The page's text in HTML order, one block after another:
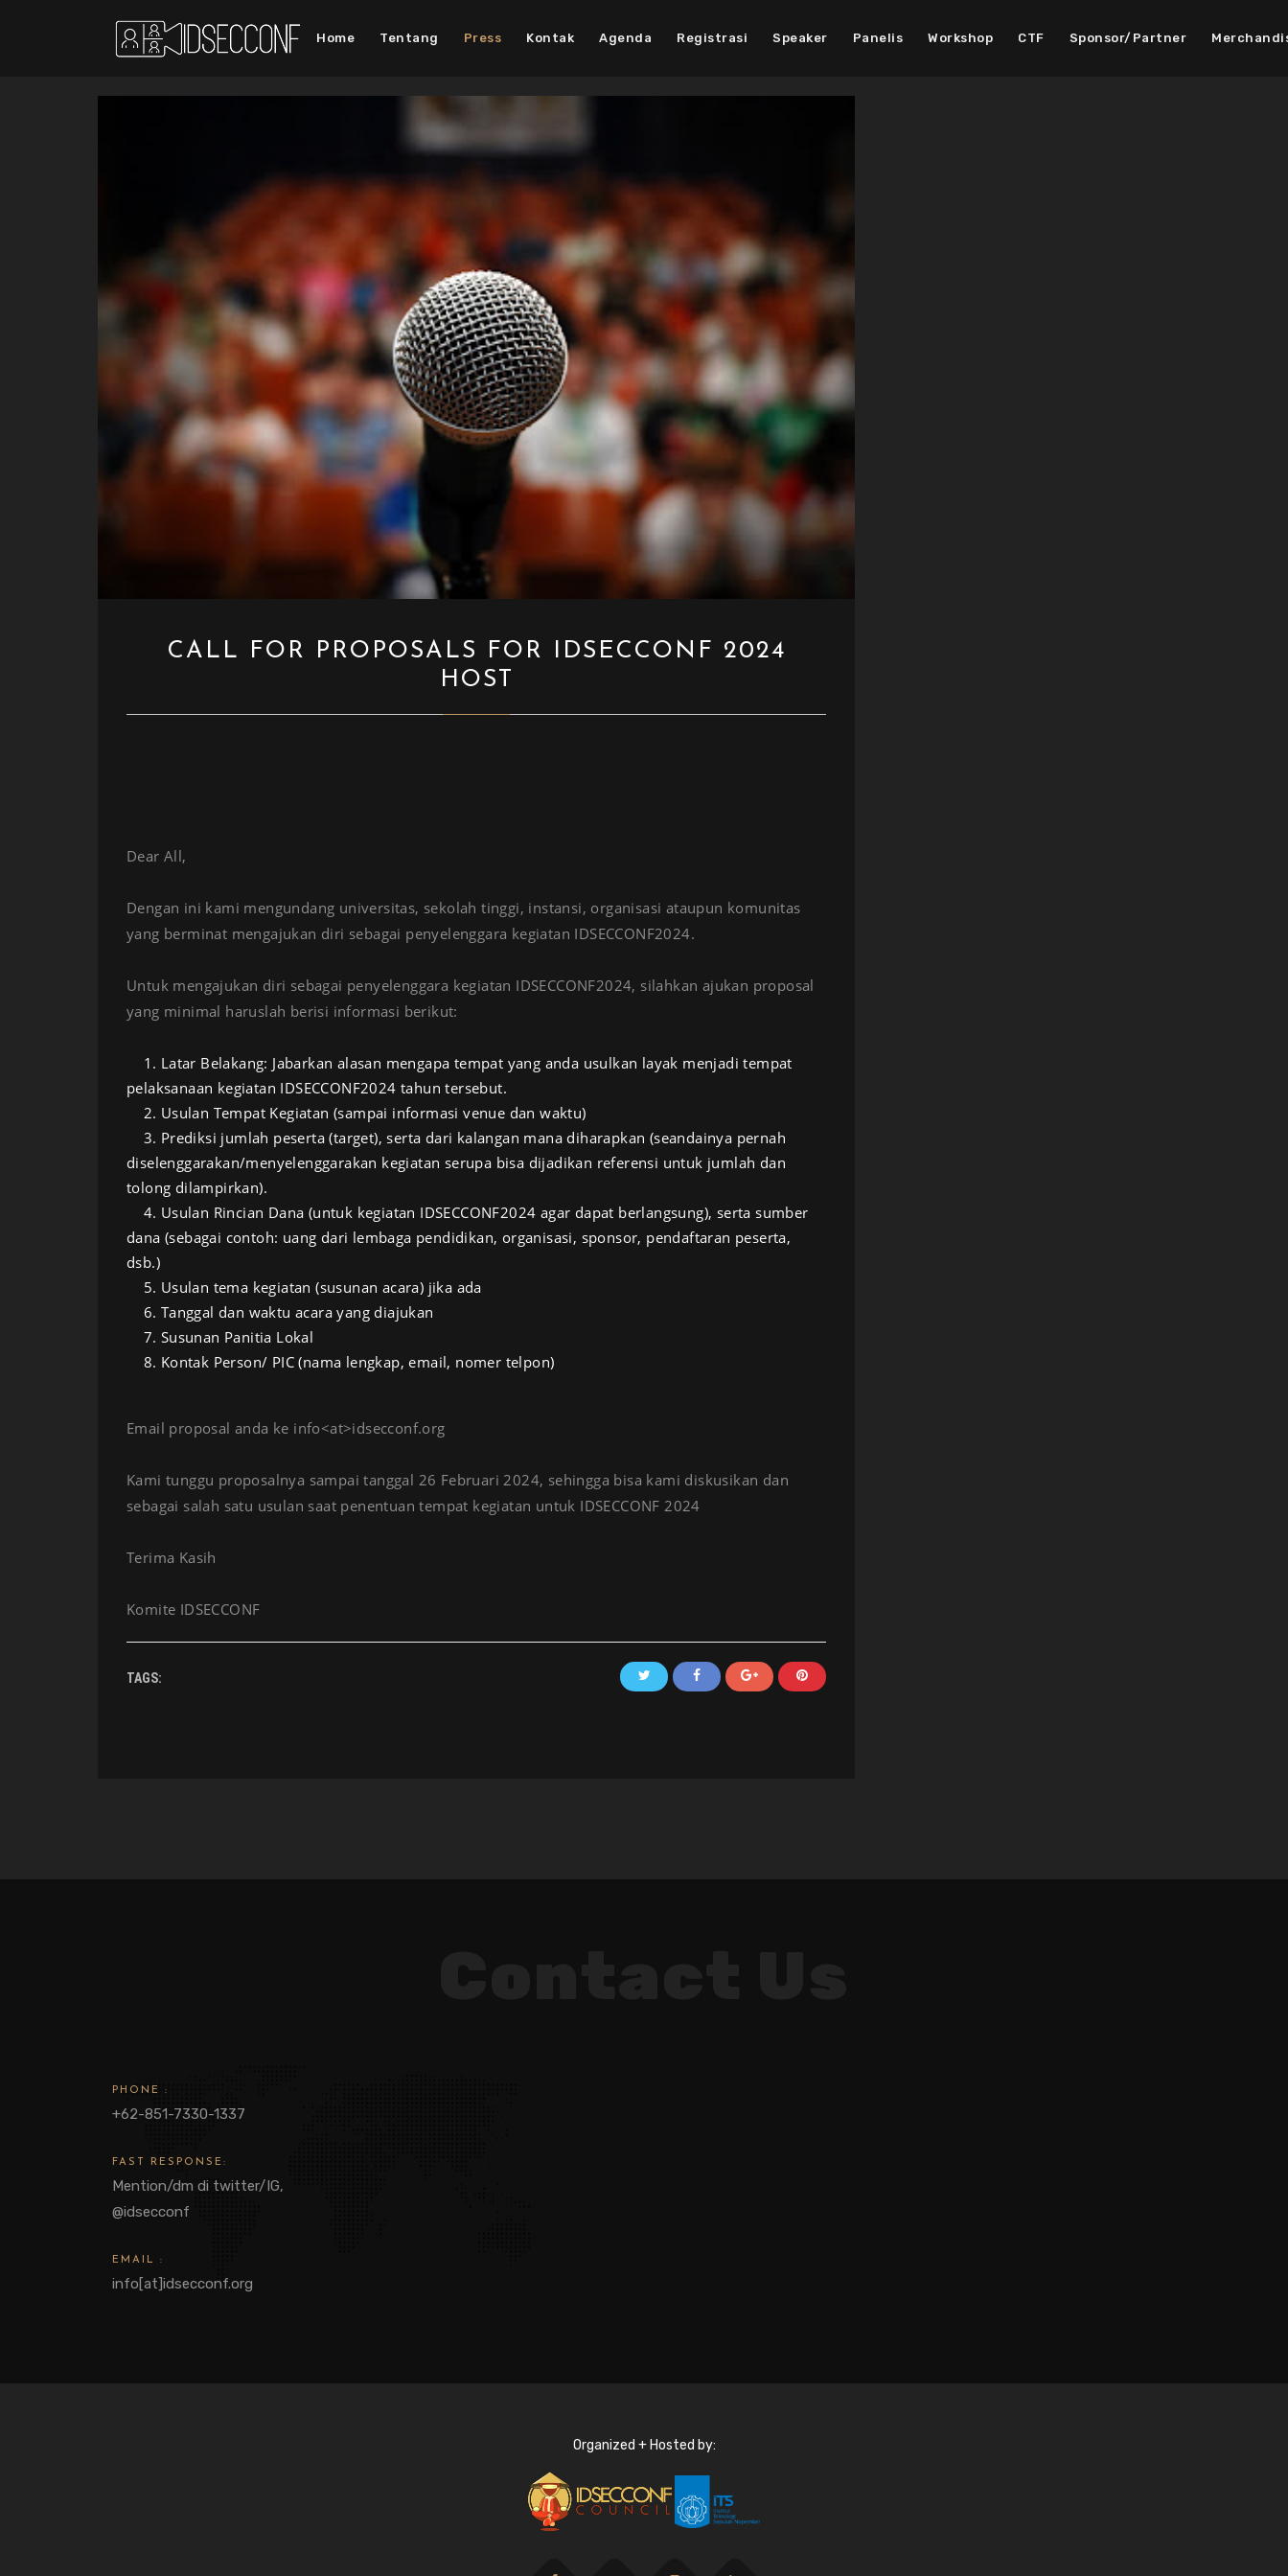
Home Tentang Press Kontak Agenda Registrasi Speaker Panelis Workshop CTF Sponsor/Partner
CALL FOR PROPOSALS FOR IDSECCONF 2024
HOST
Dear All,
Dengan ini kami mengundang universitas, sekolah tinggi, instansi, organisasi ataupun komunitas
yang berminat mengajukan diri sebagai penyelenggara kegiatan IDSECCONF2024.
Untuk mengajukan diri sebagai penyelenggara kegiatan IDSECCONF2024, silahkan ajukan proposal
yang minimal haruslah berisi informasi berikut:
1. Latar Belakang: Jabarkan alasan mengapa tempat yang anda usulkan layak menjadi tempat
pelaksanaan kegiatan IDSECCONF2024 tahun tersebut.
2. Usulan Tempat Kegiatan (sampai informasi venue dan waktu)
3. Prediksi jumlah peserta (target), serta dari kalangan mana diharapkan (seandainya pernah
diselenggarakan/menyelenggarakan kegiatan serupa bisa dijadikan referensi untuk jumlah dan
tolong dilampirkan).
4. Usulan Rincian Dana (untuk kegiatan IDSECCONF2024 agar dapat berlangsung), serta sumber
dana (sebagai contoh: uang dari lembaga pendidikan, organisasi, sponsor, pendaftaran peserta,
dsb.)
5. Usulan tema kegiatan (susunan acara) jika ada
6. Tanggal dan waktu acara yang diajukan
7. Susunan Panitia Lokal
8. Kontak Person/ PIC (nama lengkap, email, nomer telpon)
Email proposal anda ke info<at>idsecconf.org
Kami tunggu proposalnya sampai tanggal 26 Februari 2024, sehingga bisa kami diskusikan dan
sebagai salah satu usulan saat penentuan tempat kegiatan untuk IDSECCONF 2024
Terima Kasih
Komite IDSECCONF
TAGS:
PHONE :
+62-851-7330-1337
FAST RESPONSE:
Mention/dm di twitter/IG,
@idsecconf
EMAIL :
info[at]idsecconf.org
Organized + Hosted by: